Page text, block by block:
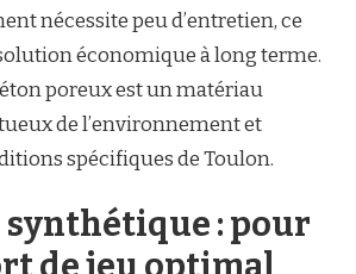
nécessite peu d’entretien, ce
économique à long terme.
poreux est un matériau
de l’environnement et
spécifiques de Toulon.
synthétique : pour